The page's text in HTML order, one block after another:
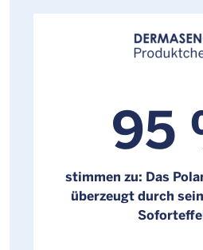
95
stimmen zu: Das
überzeugt durch